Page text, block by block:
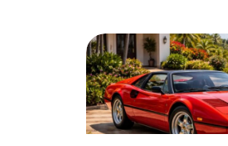
Actu